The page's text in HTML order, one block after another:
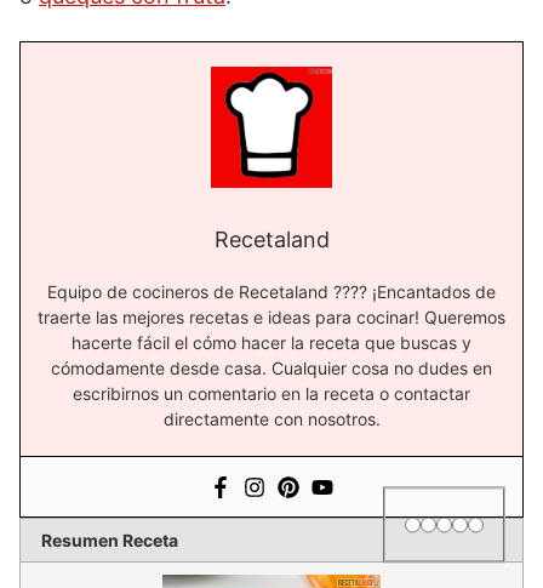
Recetaland
Equipo de cocineros de Recetaland ?‍??‍? ¡Encantados de
traerte las mejores recetas e ideas para cocinar! Queremos
hacerte fácil el cómo hacer la receta que buscas y
cómodamente desde casa. Cualquier cosa no dudes en
escribirnos un comentario en la receta o contactar
directamente con nosotros.
Resumen Receta
Rating
1 star
2 stars
3 stars
4 stars
5